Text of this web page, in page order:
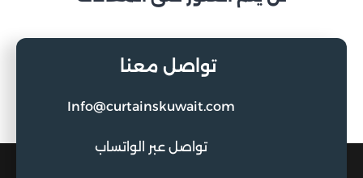
تواصل معنا
Info@curtainskuwait.com
تواصل عبر الواتساب